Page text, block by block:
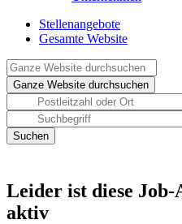
Stellenangebote
Gesamte Website
Leider ist diese
aktiv